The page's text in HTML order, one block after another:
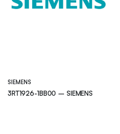
SIEMENS
3RT1926-1BB00 – SIEMENS